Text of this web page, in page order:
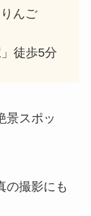
んご
徒歩5分
景スポッ
の撮影にも